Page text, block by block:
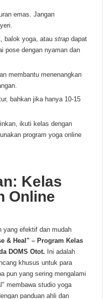
emas. Jangan
balok yoga, ataustrap dapat
pose dengan nyaman dan
membantu menenangkan
bahkan jika hanya 10-15
ikuti kelas dengan
program yoga online
Kelas
Online
yang efektif dan mudah
& Heal" – Program Kelas
DOMS Otot. Ini adalah
khusus untuk para
pun yang sering mengalami
membawa studio yoga
panduan ahli dan